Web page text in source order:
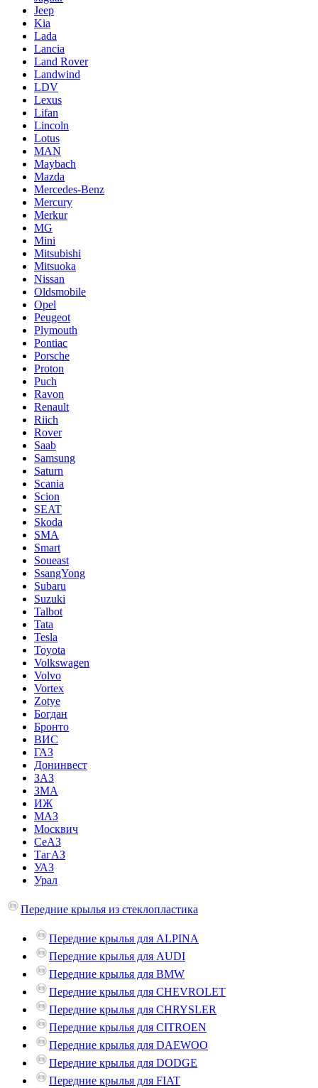
Jeep
Kia
Lada
Lancia
Land Rover
Landwind
LDV
Lexus
Lifan
Lincoln
Lotus
MAN
Maybach
Mazda
Mercedes-Benz
Mercury
Merkur
MG
Mini
Mitsubishi
Mitsuoka
Nissan
Oldsmobile
Opel
Peugeot
Plymouth
Pontiac
Porsche
Proton
Puch
Ravon
Renault
Riich
Rover
Saab
Samsung
Saturn
Scania
Scion
SEAT
Skoda
SMA
Smart
Soueast
SsangYong
Subaru
Suzuki
Talbot
Tata
Tesla
Toyota
Volkswagen
Volvo
Vortex
Zotye
Богдан
Бронто
ВИС
ГАЗ
Донинвест
ЗАЗ
ЗМА
ИЖ
МАЗ
Москвич
СеАЗ
ТагАЗ
УАЗ
Урал
Передние крылья из стеклопластика
Передние крылья для ALPINA
Передние крылья для AUDI
Передние крылья для BMW
Передние крылья для CHEVROLET
Передние крылья для CHRYSLER
Передние крылья для CITROEN
Передние крылья для DAEWOO
Передние крылья для DODGE
Передние крылья для FIAT